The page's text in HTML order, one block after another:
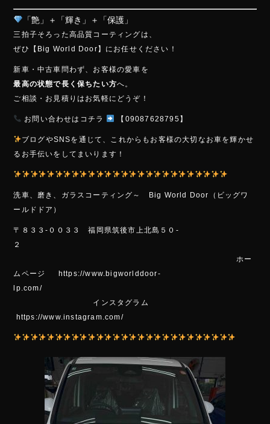
「艶」＋「輝き」＋「保護」
三拍子そろった高品質コーティングは、
ぜひ【Big World Door】にお任せください！
新車・中古車問わず、お客様の愛車を
最高の状態で長く保ちたい方へ。
ご相談・お見積りはお気軽にどうぞ！
お問い合わせはコチラ 【09087628795】
ブログやSNSを通じて、これからもお客様の大切なお車を輝かせ
るお手伝いをしてまいります！
洗車、磨き、ガラスコーティング～ Big World Door（ビッグワ
ールドドア）
〒８３３-００３３ 福岡県筑後市上北島５０-
２
ホー
ムページ https://www.bigworlddoor-
lp.com/
インスタグラム
https://www.instagram.com/